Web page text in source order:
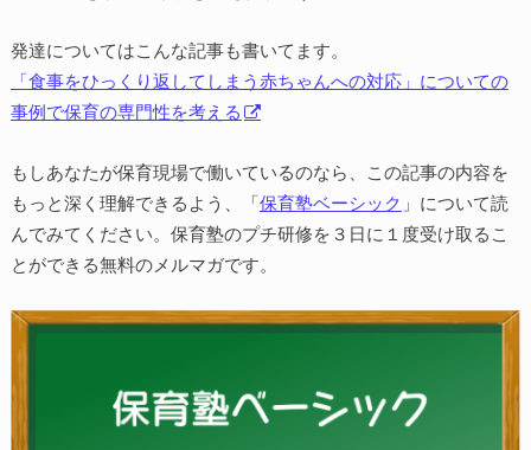
発達についてはこんな記事も書いてます。
「食事をひっくり返してしまう赤ちゃんへの対応」についての
事例で保育の専門性を考える
もしあなたが保育現場で働いているのなら、この記事の内容を
もっと深く理解できるよう、「保育塾ベーシック 」について読
んでみてください。保育塾のプチ研修を３日に１度受け取るこ
とができる無料のメルマガです。